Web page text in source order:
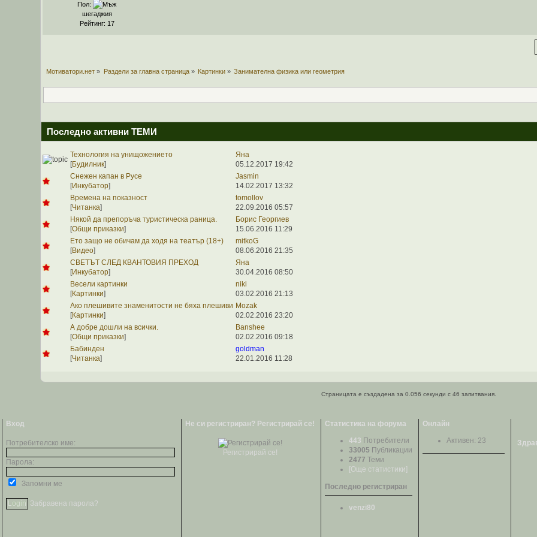
Пол:
шегаджия
Рейтинг: 17
Мотиватори.нет » Раздели за главна страница» Картинки » Занимателна физика или геометрия
Последно активни ТЕМИ
Технология на унищожението
[Будилник]
Яна
05.12.2017 19:42
Снежен капан в Русе
[Инкубатор]
Jasmin
14.02.2017 13:32
Времена на показност
[Читанка]
tomollov
22.09.2016 05:57
Някой да препоръча туристическа раница.
[Общи приказки]
Борис Георгиев
15.06.2016 11:29
Ето защо не обичам да ходя на театър (18+)
[Видео]
mitkoG
08.06.2016 21:35
СВЕТЪТ СЛЕД КВАНТОВИЯ ПРЕХОД
[Инкубатор]
Яна
30.04.2016 08:50
Весели картинки
[Картинки]
niki
03.02.2016 21:13
Ако плешивите знаменитости не бяха плешиви
[Картинки]
Mozak
02.02.2016 23:20
А добре дошли на всички.
[Общи приказки]
Banshee
02.02.2016 09:18
Бабинден
[Читанка]
goldman
22.01.2016 11:28
Страницата е създадена за 0.056 секунди с 46 запитвания.
Вход
Потребителско име:
Парола:
Запомни ме
Забравена парола?
Не си регистриран? Регистрирай се!
Регистрирай се!
Статистика на форума
443 Потребители
33005 Публикации
2477 Теми
[Още статистики]
Последно регистриран
venzi80
Онлайн
Активен: 23